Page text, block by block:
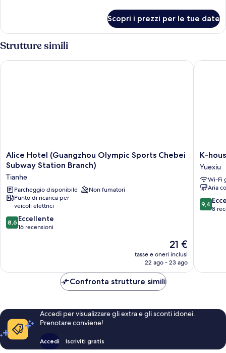
Business
Scopri i prezzi per le tue date
Strutture simili
Alice
Hotel
(Guangzhou
Olympic
Sports
Chebei
Subway
Station
Branch)
Alice Hotel (Guangzhou Olympic Sports Chebei
Subway Station Branch)
Tianhe
Parcheggio disponibile
Non fumatori
Punto di ricarica per
veicoli elettrici
8.6
su
8,6 Eccellente
16 recensioni
Il
prezzo
attuale
21 €
tasse e oneri inclusi
22 ago - 23 ago
Alice Hotel (Guangzhou Olympic Sports Chebei Subway
K-
house
Hotel
Yuexiu
K-
Yuexiu
Wi-Fi
Aria
9.4
su
9,4
8
K-
Confronta strutture simili
Accedi per visualizzare gli extra e gli sconti idonei.
Prenotare conviene!
Accedi Iscriviti gratis